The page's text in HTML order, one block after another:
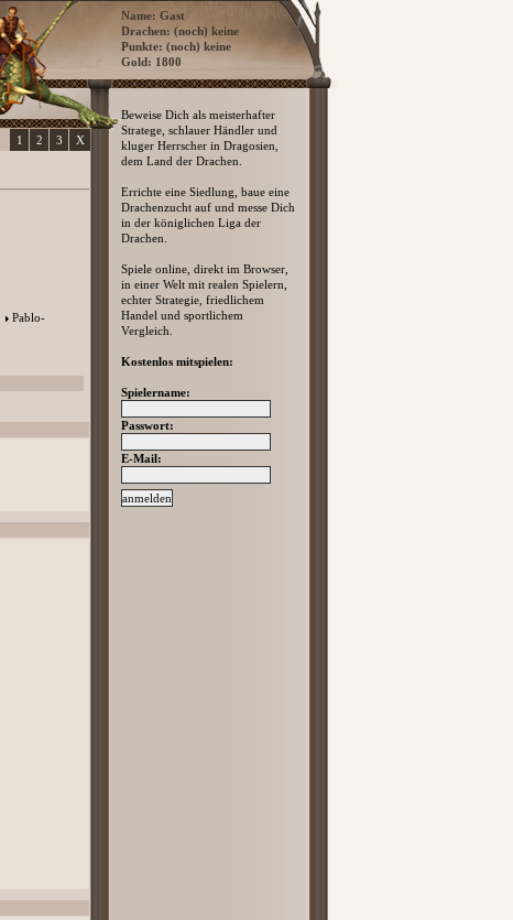
Name: Gast
Drachen: (noch) keine
Punkte: (noch) keine
Gold: 1800
Beweise Dich als meisterhafter
Stratege, schlauer Händler und
kluger Herrscher in Dragosien,
dem Land der Drachen.
Errichte eine Siedlung, baue eine
Drachenzucht auf und messe Dich
in der königlichen Liga der
Drachen.
Spiele online, direkt im Browser,
in einer Welt mit realen Spielern,
echter Strategie, friedlichem
Handel und sportlichem
Vergleich.
Kostenlos mitspielen:
Spielername:
Passwort:
E-Mail:
X
3
2
1
Pablo-